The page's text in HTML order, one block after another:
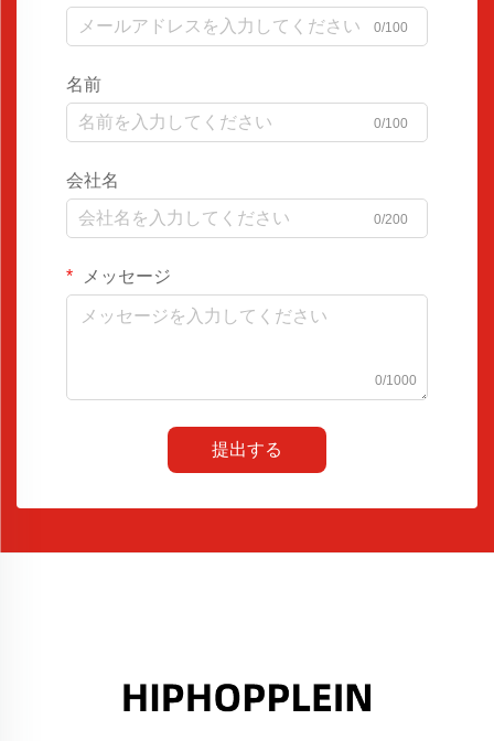
0/100
名前
0/100
会社名
0/200
メッセージ
0/1000
提出する